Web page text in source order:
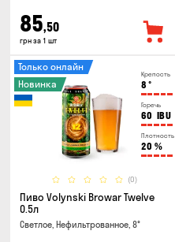
85,50
грн за 1 шт
Крепость
8 °
Горечь
60 IBU
Плотность
20 %
(0)
Только онлайн
Новинка
Пиво Volynski Browar Twelve
0.5л
Светлое, Нефильтрованное, 8°